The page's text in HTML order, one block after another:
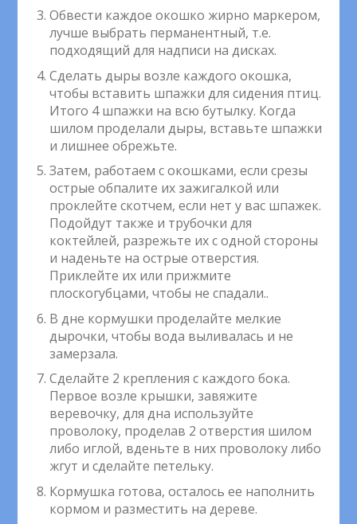
Обвести каждое окошко жирно маркером,
лучше выбрать перманентный, т.е.
подходящий для надписи на дисках.
Сделать дыры возле каждого окошка,
чтобы вставить шпажки для сидения птиц.
Итого 4 шпажки на всю бутылку. Когда
шилом проделали дыры, вставьте шпажки
и лишнее обрежьте.
Затем, работаем с окошками, если срезы
острые обпалите их зажигалкой или
проклейте скотчем, если нет у вас шпажек.
Подойдут также и трубочки для
коктейлей, разрежьте их с одной стороны
и наденьте на острые отверстия.
Приклейте их или прижмите
плоскогубцами, чтобы не спадали..
В дне кормушки проделайте мелкие
дырочки, чтобы вода выливалась и не
замерзала.
Сделайте 2 крепления с каждого бока.
Первое возле крышки, завяжите
веревочку, для дна используйте
проволоку, проделав 2 отверстия шилом
либо иглой, вденьте в них проволоку либо
жгут и сделайте петельку.
Кормушка готова, осталось ее наполнить
кормом и разместить на дереве.